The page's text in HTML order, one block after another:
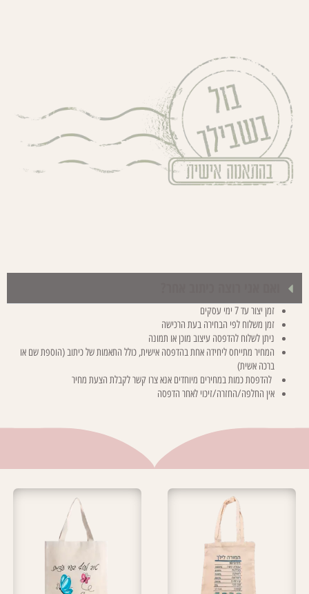
זמן יצור עד 7 ימי עסקים
זמן משלוח לפי הבחירה בעת הרכישה
ניתן לשלוח להדפסה עיצוב מוכן או תמונה
המחיר מתייחס ליחידה אחת בהדפסה אישית, כולל התאמות של כיתוב (הוספת שם או
ברכה אשית)
להדפסת כמות במחירים מיוחדים אנא צרו קשר לקבלת הצעת מחיר
אין החלפה/החזרה/זיכוי לאחר הדפסה